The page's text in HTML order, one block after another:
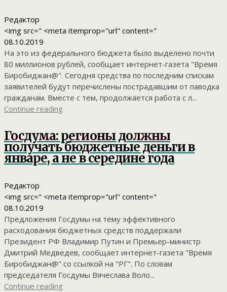
Редактор
<img src=" <meta itemprop="url" content="
08.10.2019
На это из федерального бюджета было выделено почти
80 миллионов рублей, сообщает интернет-газета "Время
Биробиджан@". Сегодня средства по последним спискам
заявителей будут перечислены пострадавшим от паводка
гражданам. Вместе с тем, продолжается работа с л...
Continue reading
Госдума: регионы должны
получать бюджетные деньги в
январе, а не в середине года
Редактор
<img src=" <meta itemprop="url" content="
08.10.2019
Предложения Госдумы на тему эффективного
расходования бюджетных средств поддержали
Президент РФ Владимир Путин и Премьер-министр
Дмитрий Медведев, сообщает интернет-газета "Время
Биробиджан@" со ссылкой на "РГ". По словам
председателя Госдумы Вячеслава Воло...
Continue reading